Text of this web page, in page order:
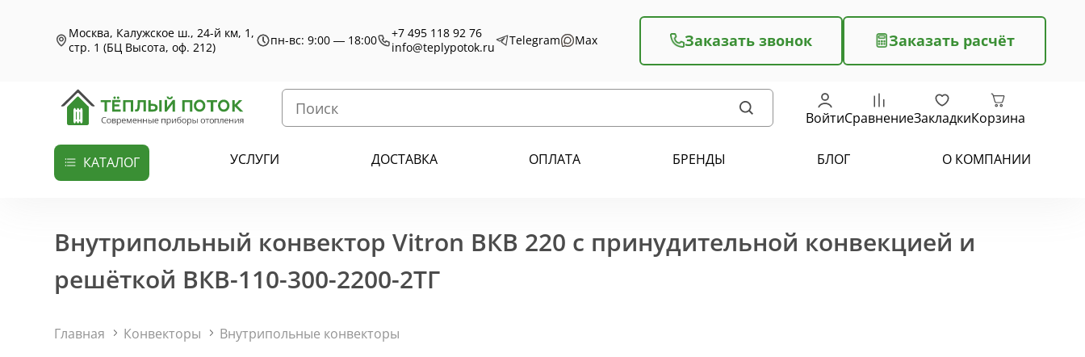
Москва, Калужское ш., 24-й км, 1,
стр. 1 (БЦ Высота, оф. 212)
пн-вс: 9:00 — 18:00
+7 495 118 92 76
info@teplypotok.ru
Telegram Max Заказать звонок Заказать расчёт
ВойтиСравнениеЗакладкиКорзина
КАТАЛОГ УСЛУГИ ДОСТАВКА ОПЛАТА БРЕНДЫ БЛОГ О КОМПАНИИ
Внутрипольный конвектор Vitron ВКВ 220 с принудительной конвекцией и
решёткой ВКВ-110-300-2200-2ТГ
Главная Конвекторы Внутрипольные конвекторы